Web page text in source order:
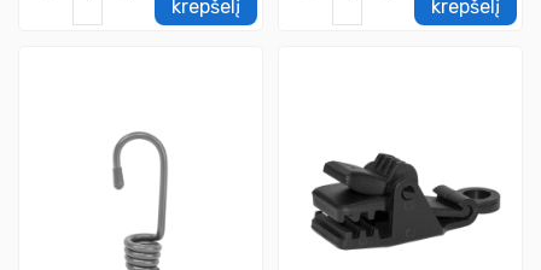
krepšelį
krepšelį